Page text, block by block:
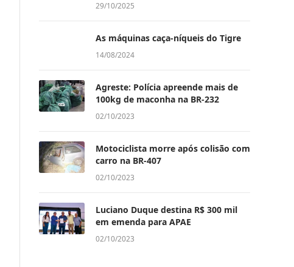
29/10/2025
As máquinas caça-níqueis do Tigre
14/08/2024
Agreste: Polícia apreende mais de
100kg de maconha na BR-232
02/10/2023
Motociclista morre após colisão com
carro na BR-407
02/10/2023
Luciano Duque destina R$ 300 mil
em emenda para APAE
02/10/2023